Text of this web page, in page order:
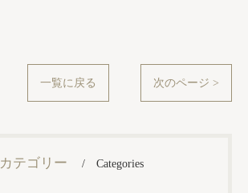
一覧に戻る 次のページ >
カテゴリー Categories